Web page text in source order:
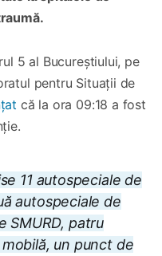
5 al Bucureștiului, pe
pentru Situații de
că la ora 09:18 a fost
11 autospeciale de
autospeciale de
SMURD, patru
un punct de